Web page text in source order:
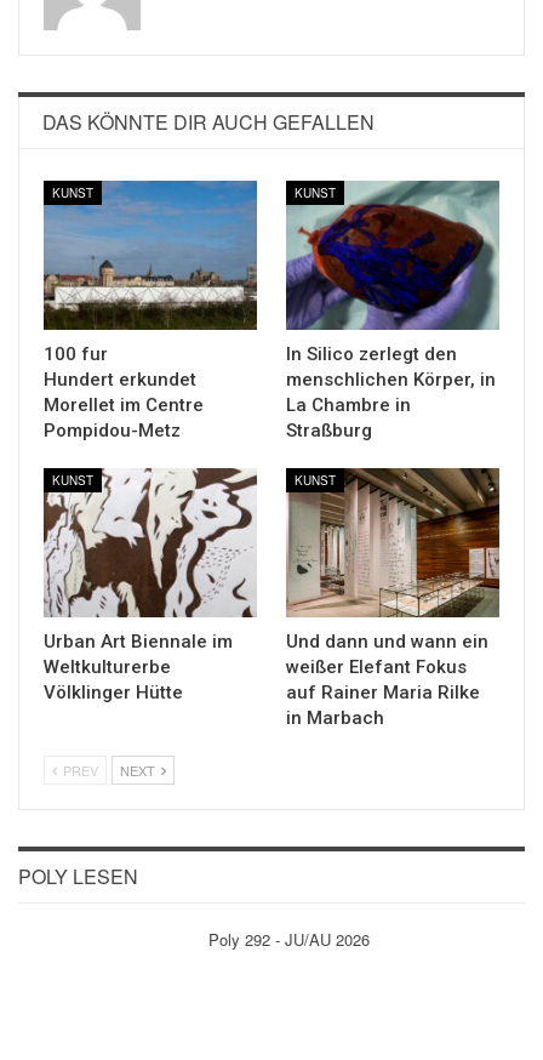
DAS KÖNNTE DIR AUCH GEFALLEN
KUNST
100 fur
Hundert erkundet
Morellet im Centre
Pompidou-Metz
KUNST
In Silico zerlegt den
menschlichen Körper, in
La Chambre in
Straßburg
KUNST
Urban Art Biennale im
Weltkulturerbe
Völklinger Hütte
KUNST
Und dann und wann ein
weißer Elefant Fokus
auf Rainer Maria Rilke
in Marbach
PREV NEXT
POLY LESEN
Poly 292 - JU/AU 2026